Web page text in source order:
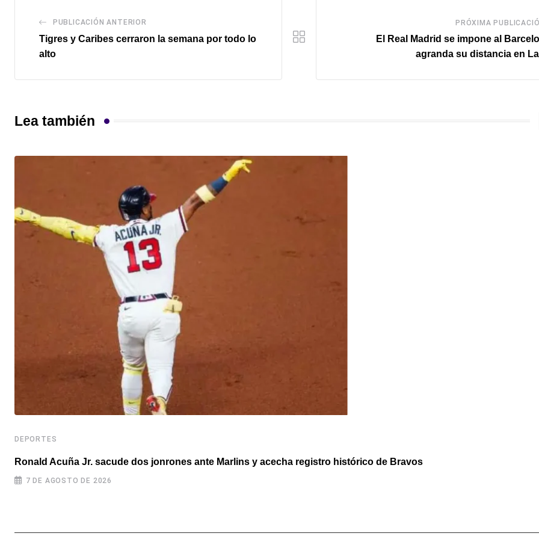
PUBLICACIÓN ANTERIOR
Tigres y Caribes cerraron la semana por todo lo
alto
PRÓXIMA
El Real Madrid se impone al
agranda su distancia en
Lea también
DEPORTES
Ronald Acuña Jr. sacude dos jonrones ante Marlins y acecha registro histórico de Bravos
7 DE AGOSTO DE 2026